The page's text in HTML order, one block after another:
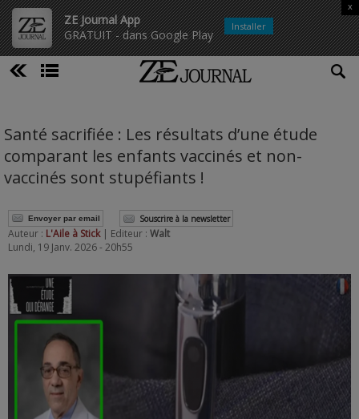
ZE Journal App
GRATUIT - dans Google Play
x
Installer
Santé sacrifiée : Les résultats d’une étude
comparant les enfants vaccinés et non-
vaccinés sont stupéfiants !
Envoyer par email Souscrire à la newsletter
Auteur : L'Aile à Stick | Editeur : Walt
Lundi, 19 Janv. 2026 - 20h55